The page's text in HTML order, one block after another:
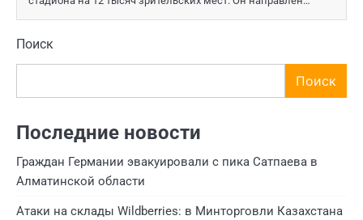
Поиск
Поиск
Последние новости
Граждан Германии эвакуировали с пика Сатпаева в
Алматинской области
Атаки на склады Wildberries: в Минторговли Казахстана